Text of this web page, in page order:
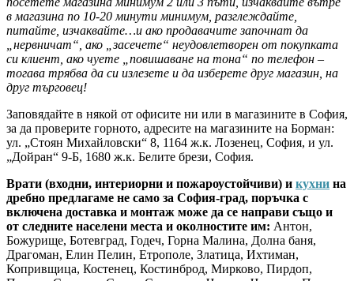
в магазина по 10-20 минути минимум, разглеждайте,
питайте, изчаквайте…и ако продавачите започнат да
„нервничат“, ако „засечете“ неудовлетворен от покупката
си клиент, ако чуете „повишаване на тона“ по телефон –
тогава трябва да си излезете и да изберете друг магазин, на
друг търговец!
Заповядайте в някой от офисите ни или в магазините в София,
за да проверите горното, адресите на магазините на Борман:
ул. „Стоян Михайловски“ 8, 1164 ж.к. Лозенец, София, и ул.
„Дойран“ 9-Б, 1680 ж.к. Белите брези, София.
Врати (входни, интериорни и пожароустойчиви) и кухни на
дребно предлагаме не само за София-град, поръчка с
включена доставка и монтаж може да се направи също и
от следните населени места и околностите им: Антон,
Божурище, Ботевград, Годеч, Горна Малина, Долна баня,
Драгоман, Елин Пелин, Етрополе, Златица, Ихтиман,
Копривщица, Костенец, Костинброд, Мирково, Пирдоп,